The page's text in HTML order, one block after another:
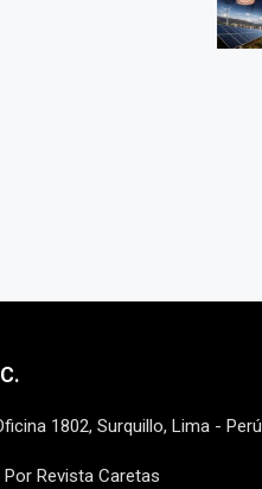
1802, Surquillo, Lima - Perú
Revista Caretas